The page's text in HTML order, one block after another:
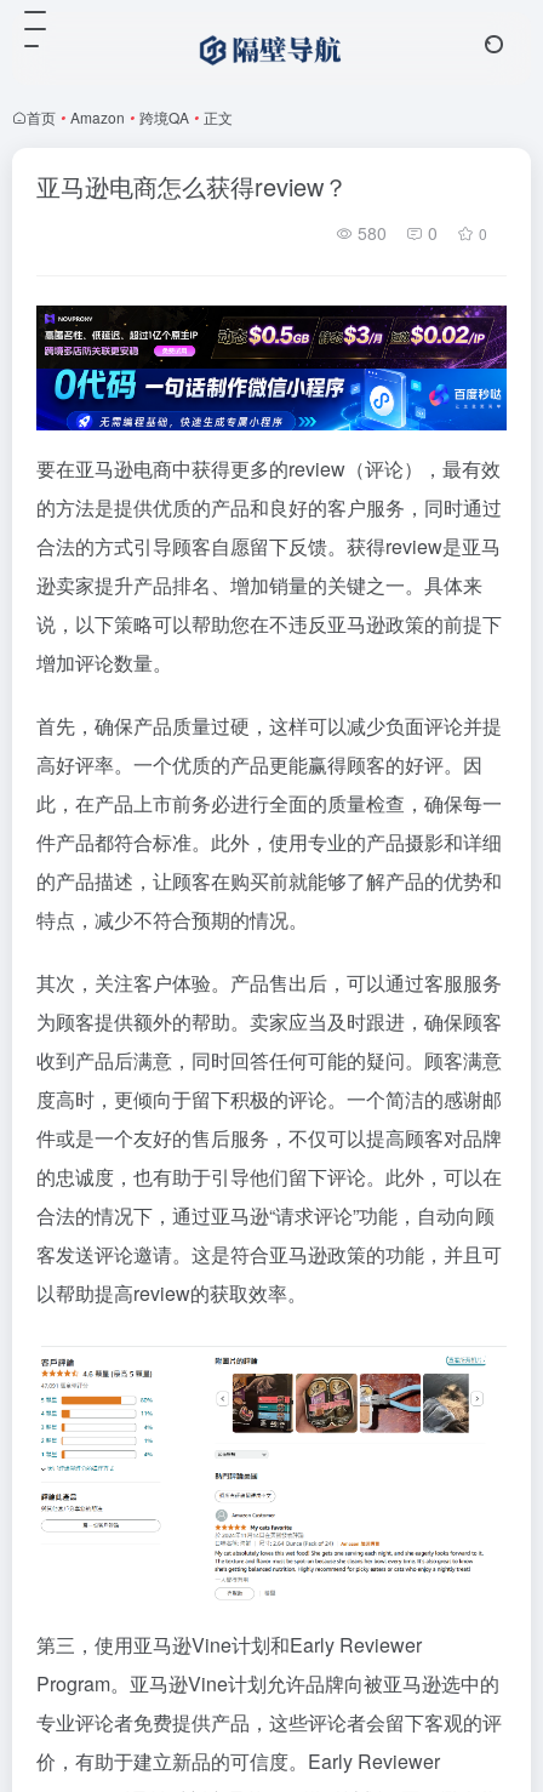
首页 • Amazon • 跨境QA • 正文
亚马逊电商怎么获得review？
580 0 0
要在亚马逊电商中获得更多的review（评论），最有效
的方法是提供优质的产品和良好的客户服务，同时通过
合法的方式引导顾客自愿留下反馈。获得review是亚马
逊卖家提升产品排名、增加销量的关键之一。具体来
说，以下策略可以帮助您在不违反亚马逊政策的前提下
增加评论数量。
首先，确保产品质量过硬，这样可以减少负面评论并提
高好评率。一个优质的产品更能赢得顾客的好评。因
此，在产品上市前务必进行全面的质量检查，确保每一
件产品都符合标准。此外，使用专业的产品摄影和详细
的产品描述，让顾客在购买前就能够了解产品的优势和
特点，减少不符合预期的情况。
其次，关注客户体验。产品售出后，可以通过客服服务
为顾客提供额外的帮助。卖家应当及时跟进，确保顾客
收到产品后满意，同时回答任何可能的疑问。顾客满意
度高时，更倾向于留下积极的评论。一个简洁的感谢邮
件或是一个友好的售后服务，不仅可以提高顾客对品牌
的忠诚度，也有助于引导他们留下评论。此外，可以在
合法的情况下，通过亚马逊“请求评论”功能，自动向顾
客发送评论邀请。这是符合亚马逊政策的功能，并且可
以帮助提高review的获取效率。
第三，使用亚马逊Vine计划和Early Reviewer
Program。亚马逊Vine计划允许品牌向被亚马逊选中的
专业评论者免费提供产品，这些评论者会留下客观的评
价，有助于建立新品的可信度。Early Reviewer